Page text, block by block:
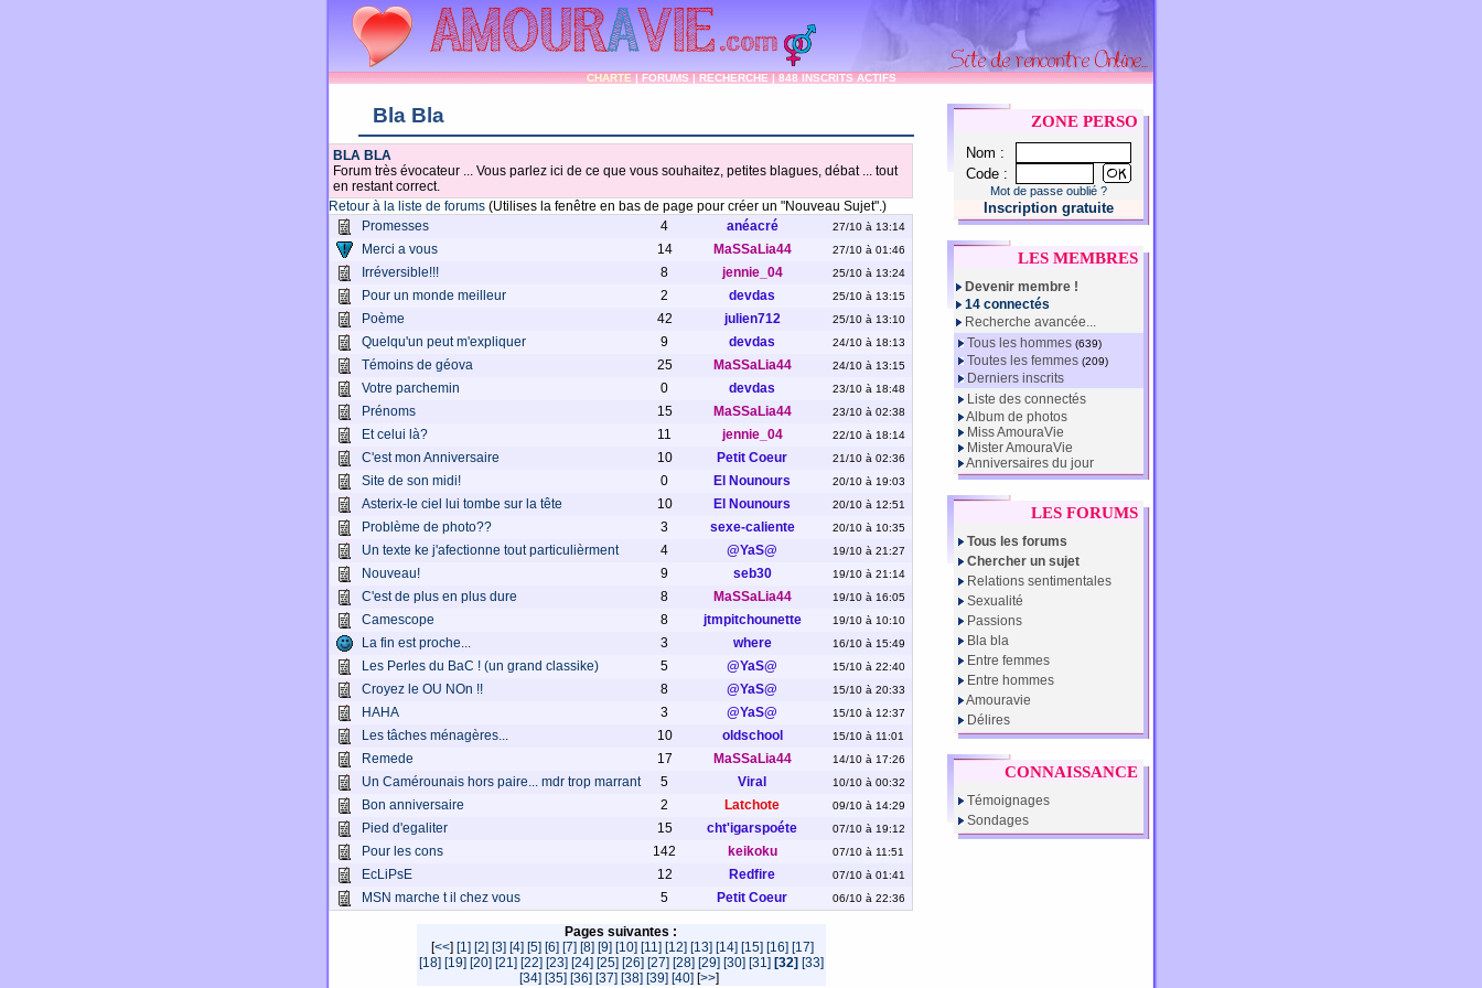
CHARTE|FORUMS|RECHERCHE|848 INSCRITS ACTIFS
Bla Bla
BLA BLA
Forum très évocateur ... Vous parlez ici de ce que vous souhaitez, petites blagues, débat ... tout
en restant correct.
Retour à la liste de forums (Utilises la fenêtre en bas de page pour créer un "Nouveau Sujet".)
Promesses
4 anéacré 27/10 à 13:14
Merci a vous 14 MaSSaLia44 27/10 à 01:46
Irréversible!!! 8 jennie_04 25/10 à 13:24
Pour un monde meilleur 2 devdas 25/10 à 13:15
Poème 42 julien712 25/10 à 13:10
Quelqu'un peut m'expliquer 9 devdas 24/10 à 18:13
Témoins de géova 25 MaSSaLia44 24/10 à 13:15
Votre parchemin 0 devdas 23/10 à 18:48
Prénoms 15 MaSSaLia44 23/10 à 02:38
Et celui là? 11 jennie_04 22/10 à 18:14
C'est mon Anniversaire 10 Petit Coeur 21/10 à 02:36
Site de son midi! 0 El Nounours 20/10 à 19:03
Asterix-le ciel lui tombe sur la tête 10 El Nounours 20/10 à 12:51
Problème de photo?? 3 sexe-caliente 20/10 à 10:35
Un texte ke j'afectionne tout particulièrment 4 @YaS@ 19/10 à 21:27
Nouveau! 9 seb30 19/10 à 21:14
C'est de plus en plus dure 8 MaSSaLia44 19/10 à 16:05
Camescope 8 jtmpitchounette 19/10 à 10:10
La fin est proche... 3 where 16/10 à 15:49
Les Perles du BaC ! (un grand classike) 5 @YaS@ 15/10 à 22:40
Croyez le OU NOn !! 8 @YaS@ 15/10 à 20:33
HAHA 3 @YaS@ 15/10 à 12:37
Les tâches ménagères... 10 oldschool 15/10 à 11:01
Remede 17 MaSSaLia44 14/10 à 17:26
Un Camérounais hors paire... mdr trop marrant 5 Viral 10/10 à 00:32
Bon anniversaire 2 Latchote 09/10 à 14:29
Pied d'egaliter 15 cht'igarspoéte 07/10 à 19:12
Pour les cons 142 keikoku 07/10 à 11:51
EcLiPsE 12 Redfire 07/10 à 01:41
MSN marche t il chez vous 5 Petit Coeur 06/10 à 22:36
Pages suivantes :
[<<] [1] [2] [3] [4] [5] [6] [7] [8] [9] [10] [11] [12] [13] [14] [15] [16] [17]
[18] [19] [20] [21] [22] [23] [24] [25] [26] [27] [28] [29] [30] [31] [32] [33]
[34] [35] [36] [37] [38] [39] [40] [>>]
ZONE PERSO
Nom :
Code :
Mot de passe oublié ?
Inscription gratuite
LES MEMBRES
Devenir membre !
14 connectés
Recherche avancée...
Tous les hommes (639)
Toutes les femmes (209)
Derniers inscrits
Liste des connectés
Album de photos
Miss AmouraVie
Mister AmouraVie
Anniversaires du jour
LES FORUMS
Tous les forums
Chercher un sujet
Relations sentimentales
Sexualité
Passions
Bla bla
Entre femmes
Entre hommes
Amouravie
Délires
CONNAISSANCE
Témoignages
Sondages